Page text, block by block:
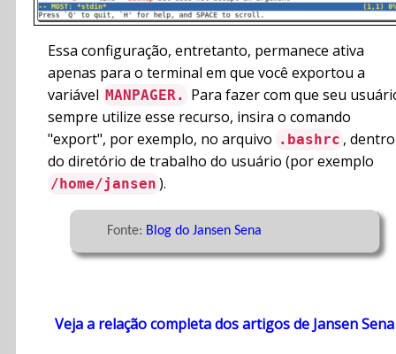
Essa configuração, entretanto, permanece ativa
apenas para o terminal em que você exportou a
variável MANPAGER.
Para fazer com que seu
sempre utilize esse recurso, insira o comando
"export", por exemplo, no arquivo .bashrc , dentro
do diretório de trabalho do usuário (por exemplo
/home/jansen ).
	Fonte:
Blog do Jansen Sena
Veja a relação completa dos artigos de Jansen Sena